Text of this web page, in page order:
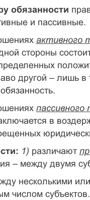
обязанности
и пассивные.
активного
стороны
другой – лишь в
пассивного
в
1) различают
– между двумя
несколькими
числом субъектов.